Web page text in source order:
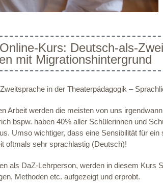
Kurs: Deutsch-als-
mit Migrationshintergrund
in der Theaterpädagogik –
Arbeit werden die meisten von uns
bspw. haben 40% aller Schülerinnen und
Umso wichtiger, dass eine Sensibilität für
oftmals sehr sprachlastig (Deutsch)!
als DaZ-Lehrperson, werden in diesem
Methoden etc. aufgezeigt und erprobt.